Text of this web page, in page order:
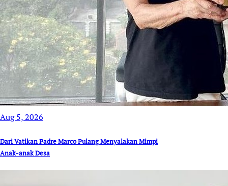
Aug 5, 2026
Dari Vatikan Padre Marco Pulang Menyalakan Mimpi
Anak-anak Desa